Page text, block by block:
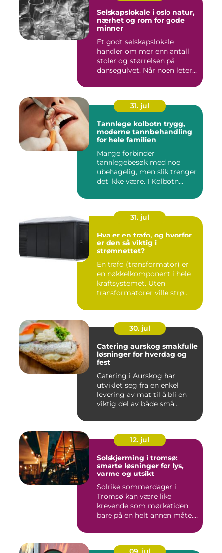
Selskapslokale i oslo natur,
nærhet og rom for gode
minner
Et godt selskapslokale
handler om mer enn antall
stoler og størrelsen på
dansegulvet. Når noen leter...
31. jul
Tannlege kolbotn trygg,
moderne tannbehandling
for hele familien
Mange forbinder
tannlegebesøk med noe
ubehagelig, men slik trenger
det ikke være. I Kolbotn
31. jul
Hva er en trafo, og hvorfor
er den så viktig i
strømnettet?
En trafo (transformator) er
en nøkkelkomponent i hele
kraftsystemet. Uten
transformatorer ville strø...
30. jul
Catering aurskog smakfulle
løsninger for hverdag og
fest
Catering i Aurskog har
utviklet seg fra en enkel
levering av mat til å bli en
viktig del av både små...
12. jul
Solskjerming i tromsø:
smarte løsninger for lys,
varme og utsikt
Solrike sommerdager i
Tromsø kan være like
krevende som mørketiden,
bare på en helt annen måte.
09. jul